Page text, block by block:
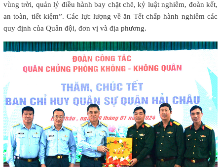
vùng trời, quản lý điều hành bay chặt chẽ, kỷ luật nghiêm, đoàn kết,
an toàn, tiết kiệm”. Các lực lượng về ăn Tết chấp hành nghiêm các
quy định của Quân đội, đơn vị và địa phương.